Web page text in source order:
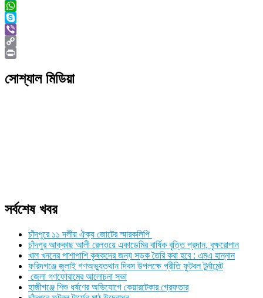
Twitter
WhatsApp
Skype
Viber
Copy
সোশ্যাল মিডিয়া
সর্বশেষ খবর
চাঁদপুরে ১১ দলীয় ঐক্য জোটের স্মারকলিপি
চাঁদপুর আক্কাছ আলী রেলওয়ে একাডেমির বার্ষিক বৃত্তি প্রদান, বৃক্ষরোপান
খাল খননের পাশাপাশি কৃষকদের জন্য সড়ক তৈরি করা হবে : এমএ হান্নান
ফরিদগঞ্জে জুলাই গণঅভ্যুত্থান দিবস উপলক্ষে প্রীতি ফুটবল টুর্নামেন্ট
জেলা গণফোরামের আলোচনা সভা
হাজীগঞ্জে শিশু ধর্ষণের অভিযোগে কেয়ারটেকার গ্রেফতার